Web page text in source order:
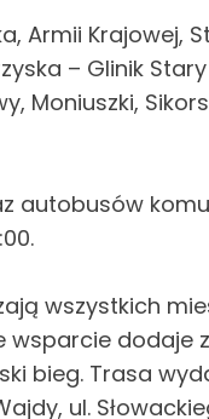
Armii Krajowej,
– Glinik Stary
Moniuszki,
autobusów
wszystkich
wsparcie
bieg. Trasa
ul.